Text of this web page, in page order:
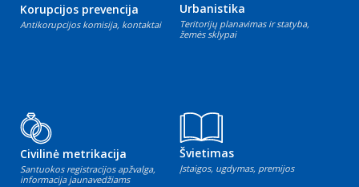
Korupcijos prevencija
Antikorupcijos komisija, kontaktai
Urbanistika
Teritorijų planavimas ir statyba,
žemės sklypai
Civilinė metrikacija
Santuokos registracijos apžvalga,
informacija jaunavedžiams
Švietimas
Įstaigos, ugdymas, premijos